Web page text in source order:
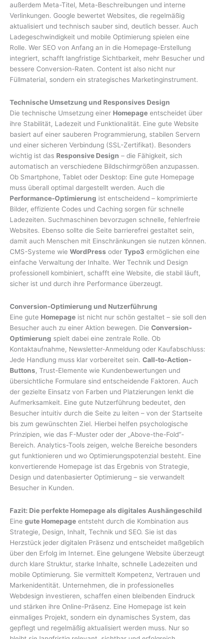
außerdem Meta-Titel, Meta-Beschreibungen und interne
Verlinkungen. Google bewertet Websites, die regelmäßig
aktualisiert und technisch sauber sind, deutlich besser. Auch
Ladegeschwindigkeit und mobile Optimierung spielen eine
Rolle. Wer SEO von Anfang an in die Homepage-Erstellung
integriert, schafft langfristige Sichtbarkeit, mehr Besucher und
bessere Conversion-Raten. Content ist also nicht nur
Füllmaterial, sondern ein strategisches Marketinginstrument.
Technische Umsetzung und Responsives Design
Die technische Umsetzung einer Homepage entscheidet über
ihre Stabilität, Ladezeit und Funktionalität. Eine gute Website
basiert auf einer sauberen Programmierung, stabilen Servern
und einer sicheren Verbindung (SSL-Zertifikat). Besonders
wichtig ist das Responsive Design – die Fähigkeit, sich
automatisch an verschiedene Bildschirmgrößen anzupassen.
Ob Smartphone, Tablet oder Desktop: Eine gute Homepage
muss überall optimal dargestellt werden. Auch die
Performance-Optimierung ist entscheidend – komprimierte
Bilder, effiziente Codes und Caching sorgen für schnelle
Ladezeiten. Suchmaschinen bevorzugen schnelle, fehlerfreie
Websites. Ebenso sollte die Seite barrierefrei gestaltet sein,
damit auch Menschen mit Einschränkungen sie nutzen können.
CMS-Systeme wie WordPress oder Typo3 ermöglichen eine
einfache Verwaltung der Inhalte. Wer Technik und Design
professionell kombiniert, schafft eine Website, die stabil läuft,
sicher ist und durch ihre Performance überzeugt.
Conversion-Optimierung und Nutzerführung
Eine gute Homepage ist nicht nur schön gestaltet – sie soll den
Besucher auch zu einer Aktion bewegen. Die Conversion-
Optimierung spielt dabei eine zentrale Rolle. Ob
Kontaktaufnahme, Newsletter-Anmeldung oder Kaufabschluss:
Jede Handlung muss klar vorbereitet sein. Call-to-Action-
Buttons, Trust-Elemente wie Kundenbewertungen und
übersichtliche Formulare sind entscheidende Faktoren. Auch
der gezielte Einsatz von Farben und Platzierungen lenkt die
Aufmerksamkeit. Eine gute Nutzerführung bedeutet, den
Besucher intuitiv durch die Seite zu leiten – von der Startseite
bis zum gewünschten Ziel. Hierbei helfen psychologische
Prinzipien, wie das F-Muster oder der „Above-the-Fold“-
Bereich. Analytics-Tools zeigen, welche Bereiche besonders
gut funktionieren und wo Optimierungspotenzial besteht. Eine
konvertierende Homepage ist das Ergebnis von Strategie,
Design und datenbasierter Optimierung – sie verwandelt
Besucher in Kunden.
Fazit: Die perfekte Homepage als digitales Aushängeschild
Eine gute Homepage entsteht durch die Kombination aus
Strategie, Design, Inhalt, Technik und SEO. Sie ist das
Herzstück jeder digitalen Präsenz und entscheidet maßgeblich
über den Erfolg im Internet. Eine gelungene Website überzeugt
durch klare Struktur, starke Inhalte, schnelle Ladezeiten und
mobile Optimierung. Sie vermittelt Kompetenz, Vertrauen und
Markenidentität. Unternehmen, die in professionelles
Webdesign investieren, schaffen einen bleibenden Eindruck
und stärken ihre Online-Präsenz. Eine Homepage ist kein
einmaliges Projekt, sondern ein dynamisches System, das
gepflegt und regelmäßig aktualisiert werden muss. Nur so